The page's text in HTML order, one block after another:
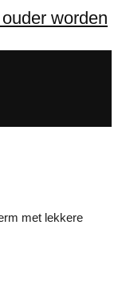
worden
met lekkere